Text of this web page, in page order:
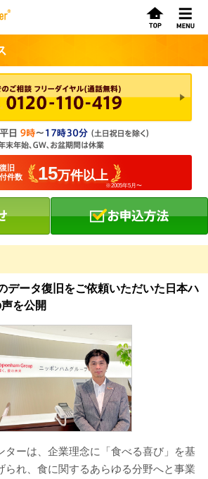
旧
件数
15万件以上
※2005年5月〜
データ復旧をご依頼いただいた日本ハ
を公開
ターは、企業理念に「食べる喜び」を基
られ、食に関するあらゆる分野へと事業
さまへ
れ
ューセンターの特徴
問
集
ウソ？ホント？